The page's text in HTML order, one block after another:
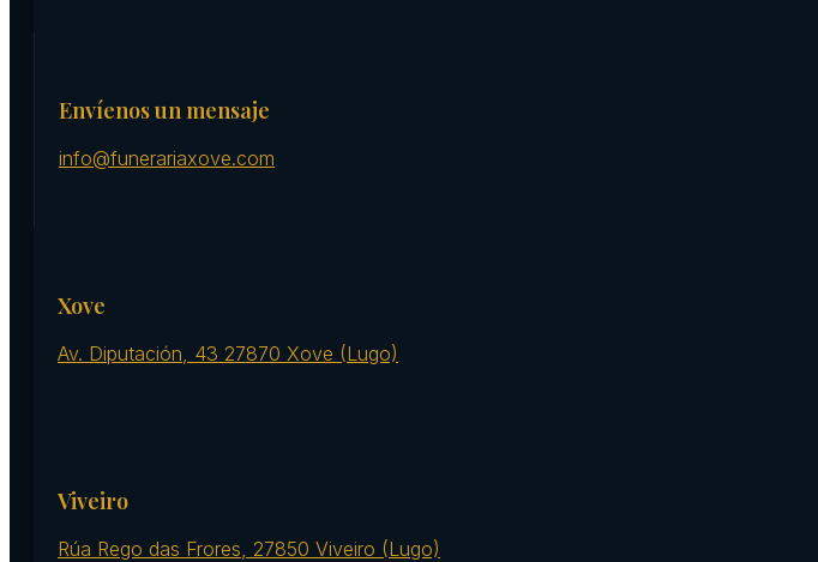
Envíenos un mensaje
info@funerariaxove.com
Xove
Av. Diputación, 43 27870 Xove (Lugo)
Viveiro
Rúa Rego das Frores, 27850 Viveiro (Lugo)